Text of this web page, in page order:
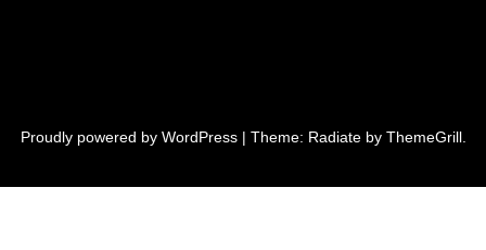
Proudly powered by WordPress | Theme: Radiate by ThemeGrill.